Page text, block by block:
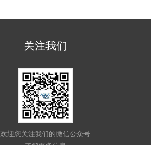
关注我们
欢迎您关注我们的微信公众号